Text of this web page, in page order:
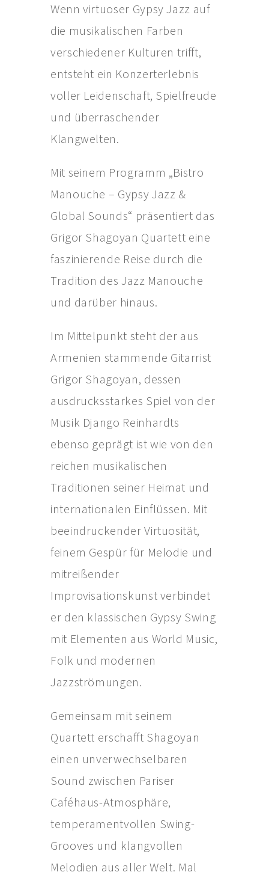
Widerrufsrecht
Datenschutzerklärung
VERANSTALTUNGEN/KONZERTE
Offene Weinbergs- und Kräuterwanderungen
individuell geplante Weinbergsführungen
Wenn virtuoser Gypsy Jazz auf
die musikalischen Farben
verschiedener Kulturen trifft,
entsteht ein Konzerterlebnis
voller Leidenschaft, Spielfreude
und überraschender
Klangwelten.
Mit seinem Programm „Bistro
Manouche – Gypsy Jazz &
Global Sounds“ präsentiert das
Grigor Shagoyan Quartett eine
faszinierende Reise durch die
Tradition des Jazz Manouche
und darüber hinaus.
Im Mittelpunkt steht der aus
Armenien stammende Gitarrist
Grigor Shagoyan, dessen
ausdrucksstarkes Spiel von der
Musik Django Reinhardts
ebenso geprägt ist wie von den
reichen musikalischen
Traditionen seiner Heimat und
internationalen Einflüssen. Mit
beeindruckender Virtuosität,
feinem Gespür für Melodie und
mitreißender
Improvisationskunst verbindet
er den klassischen Gypsy Swing
mit Elementen aus World Music,
Folk und modernen
Jazzströmungen.
Gemeinsam mit seinem
Quartett erschafft Shagoyan
einen unverwechselbaren
Sound zwischen Pariser
Caféhaus-Atmosphäre,
temperamentvollen Swing-
Grooves und klangvollen
Melodien aus aller Welt. Mal